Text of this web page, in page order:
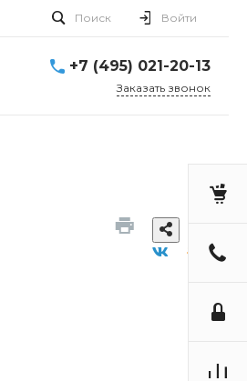
Поиск Войти
+7 (495) 021-20-13
Заказать звонок